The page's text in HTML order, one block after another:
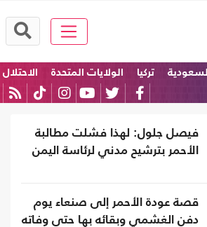
السعودية تركيا الولايات المتحدة
الاحتلال
فيصل جلول: لهذا فشلت مطالبة
الأحمر بترشيح مدني لرئاسة اليمن
قصة عودة الأحمر إلى صنعاء يوم
دفن الغشمي وبقائه بها حتى وفاته